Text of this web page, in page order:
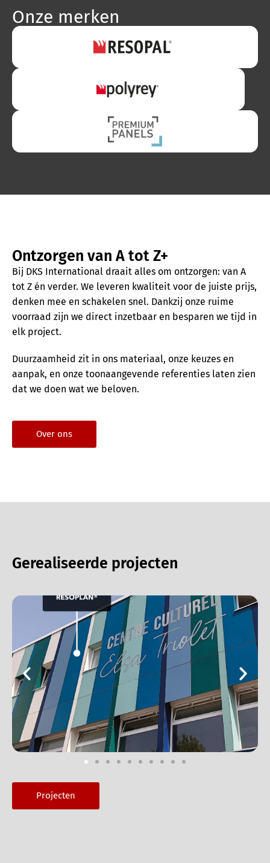
Onze merken
Ontzorgen van A tot Z+
Bij DKS International draait alles om ontzorgen: van A
tot Z én verder. We leveren kwaliteit voor de juiste prijs,
denken mee en schakelen snel. Dankzij onze ruime
voorraad zijn we direct inzetbaar en besparen we tijd in
elk project.
Duurzaamheid zit in ons materiaal, onze keuzes en
aanpak, en onze toonaangevende referenties laten zien
dat we doen wat we beloven.
Over ons
Gerealiseerde projecten
Projecten